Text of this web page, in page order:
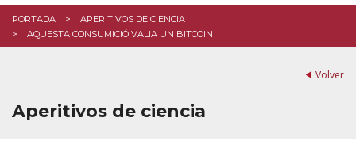
PORTADA
APERITIVOS DE CIENCIA
AQUESTA CONSUMICIÓ VALIA UN BITCOIN
Volver
Aperitivos de ciencia